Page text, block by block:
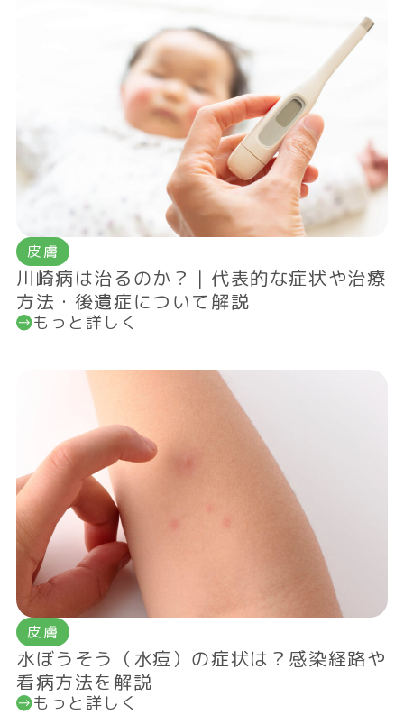
皮膚
川崎病は治るのか？｜代表的な症状や治療
方法・後遺症について解説
もっと詳しく
皮膚
水ぼうそう（水痘）の症状は？感染経路や
看病方法を解説
もっと詳しく